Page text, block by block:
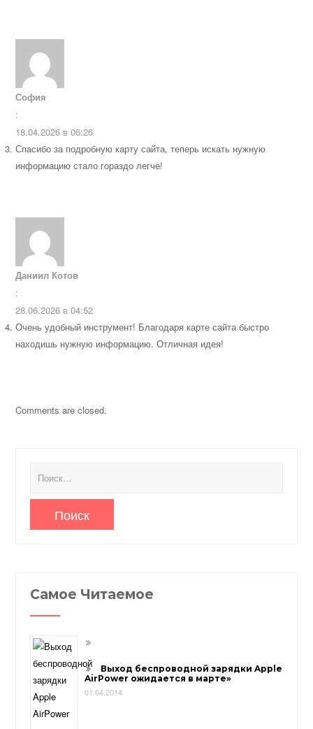
София
:
18.04.2026 в 06:26
Спасибо за подробную карту сайта, теперь искать нужную
информацию стало гораздо легче!
Даниил Котов
:
28.06.2026 в 04:52
Очень удобный инструмент! Благодаря карте сайта быстро
находишь нужную информацию. Отличная идея!
Comments are closed.
Самое Читаемое
Выход беспроводной зарядки Apple
AirPower ожидается в марте»
01.04.2014